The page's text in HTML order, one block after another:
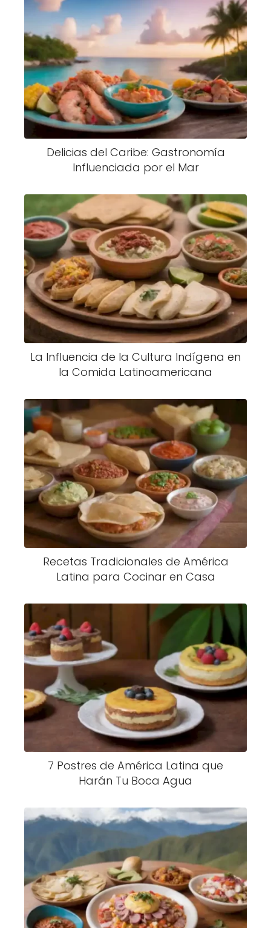
Delicias del Caribe: Gastronomía
Influenciada por el Mar
La Influencia de la Cultura Indígena en
la Comida Latinoamericana
Recetas Tradicionales de América
Latina para Cocinar en Casa
7 Postres de América Latina que
Harán Tu Boca Agua